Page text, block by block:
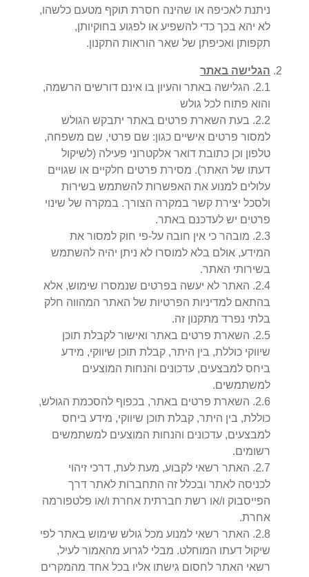
ניתנת לאכיפה או שהינה חסרת תוקף מטעם כלשהו,
לא יהא בכך כדי להשפיע או לפגוע בחוקיותן,
תקפותן ואכיפתן של שאר הוראות התקנון.
הגלישה באתר
2.1
. הגלישה באתר והעיון בו אינם דורשים הרשמה,
והוא פתוח לכל גולש
2.2
. בעת השארת פרטים באתר יתבקש הגולש
למסור פרטים אישיים כגון: שם פרטי, שם משפחה,
טלפון וכן כתובת דואר אלקטרוני פעילה (לשיקול
דעתו של האתר). מסירת פרטים חלקיים או שגויים
עלולים למנוע את האפשרות להשתמש בשירות
ולסכל יצירת קשר במקרה הצורך. במקרה של שינוי
פרטים יש לעדכנם באתר.
2.3
. מובהר כי אין חובה על-פי חוק למסור את
המידע, אולם בלא למוסרו לא ניתן יהיה להשתמש
בשירותי האתר.
2.4
. האתר לא יעשה בפרטים שנמסרו שימוש, אלא
בהתאם למדיניות הפרטיות של האתר המהווה חלק
בלתי נפרד מתקנון זה.
2.5
. השארת פרטים באתר ואישור לקבלת תוכן
שיווקי כוללת, בין היתר, קבלת תוכן שיווקי, מידע
ביחס למבצעים, עדכונים והנחות המוצעים
למשתמשים.
2.6
. השארת פרטים באתר, בכפוף להסכמת הגולש,
כוללת, בין היתר, קבלת תוכן שיווקי, מידע ביחס
למבצעים, עדכונים והנחות המוצעים למשתמשים
רשומים.
2.7
. האתר רשאי לקבוע, מעת לעת, דרכי זיהוי
לכניסה לאתר ובכלל זה התחברות לאתר דרך
הפייסבוק ו/או רשת חברתית אחרת ו/או פלטפורמה
אחרת.
2.8
. האתר רשאי למנוע מכל גולש שימוש באתר לפי
שיקול דעתו המוחלט. מבלי לגרוע מהאמור לעיל,
רשאי האתר לחסום גישתו אליו בכל אחד מהמקרים